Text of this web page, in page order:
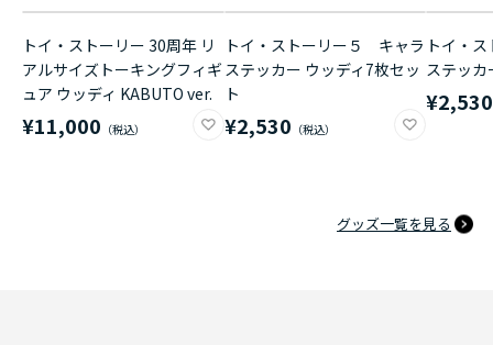
トイ・ストーリー 30周年 リ
アルサイズトーキングフィギ
ュア ウッディ KABUTO ver.
¥11,000
トイ・ストーリー５ キャラ
ステッカー ウッディ7枚セッ
ト
¥2,530
トイ・
ステッカ
¥2,530
グッズ一覧を見る